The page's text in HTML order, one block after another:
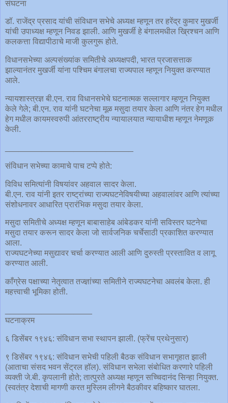
संघटना
डॉ. राजेंद्र प्रसाद यांची संविधान सभेचे अध्यक्ष म्हणून तर हरेंद्र कुमार मुखर्जी
यांची उपाध्यक्ष म्हणून निवड झाली. आणि मुखर्जी हे बंगालमधील ख्रिश्चन आणि
कलकत्ता विद्यापीठाचे माजी कुलगुरू होते.
विधानसभेच्या अल्पसंख्यांक समितीचे अध्यक्षपदी, भारत प्रजासत्ताक
झाल्यानंतर मुखर्जी यांना पश्चिम बंगालचा राज्यपाल म्हणून नियुक्त करण्यात
आले.
न्यायशास्त्रज्ञ बी.एन. राव विधानसभेचे घटनात्मक सल्लागार म्हणून नियुक्त
केले गेले; बी.एन. राव यांनी घटनेचा मूळ मसुदा तयार केला आणि नंतर हेग मधील
हेग मधील कायमस्वरुपी आंतरराष्ट्रीय न्यायालयात न्यायाधीश म्हणून नेमणूक
केली.
संविधान सभेच्या कामाचे पाच टप्पे होते:
विविध समित्यांनी विषयांवर अहवाल सादर केला.
बी.एन. राव यांनी इतर राष्ट्रांच्या राज्यघटनेविषयीच्या अहवालांवर आणि त्यांच्या
संशोधनावर आधारित प्रारंभिक मसुदा तयार केला.
मसुदा समितीचे अध्यक्ष म्हणून बाबासाहेब आंबेडकर यांनी सविस्तर घटनेचा
मसुदा तयार करून सादर केला जो सार्वजनिक चर्चेसाठी प्रकाशित करण्यात
आला.
राज्यघटनेच्या मसुद्यावर चर्चा करण्यात आली आणि दुरुस्ती प्रस्तावित व लागू
करण्यात आली.
काँग्रेस पक्षाच्या नेतृत्वात तज्ज्ञांच्या समितीने राज्यघटनेचा अवलंब केला. ही
महत्त्वाची भूमिका होती.
घटनाक्रम
६ डिसेंबर १९४६: संविधान सभा स्थापन झाली. (फ्रेंच प्रथेनुसार)
९ डिसेंबर १९४६: संविधान सभेची पहिली बैठक संविधान सभागृहात झाली
(आताचा संसद भवन सेंट्रल हॉल). संविधान सभेला संबोधित करणारे पहिली
व्यक्ती जे.बी. कृपलानी होते; तात्पुरते अध्यक्ष म्हणून सच्चिदानंद सिन्हा नियुक्त.
(स्वतंत्र देशाची मागणी करत मुस्लिम लीगने बैठकीवर बहिष्कार घातला.